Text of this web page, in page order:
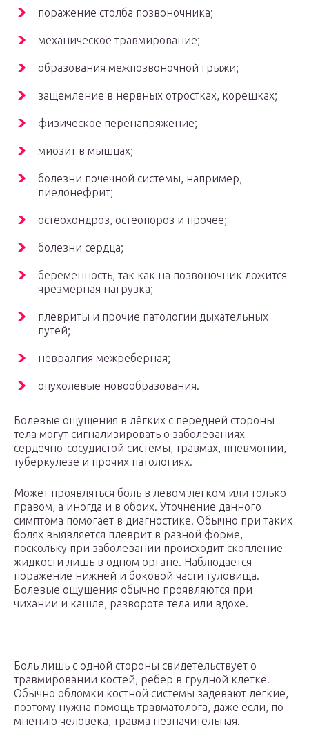
поражение столба позвоночника;
механическое травмирование;
образования межпозвоночной грыжи;
защемление в нервных отростках, корешках;
физическое перенапряжение;
миозит в мышцах;
болезни почечной системы, например,
пиелонефрит;
остеохондроз, остеопороз и прочее;
болезни сердца;
беременность, так как на позвоночник ложится
чрезмерная нагрузка;
плевриты и прочие патологии дыхательных
путей;
невралгия межреберная;
опухолевые новообразования.
Болевые ощущения в лёгких с передней стороны
тела могут сигнализировать о заболеваниях
сердечно-сосудистой системы, травмах, пневмонии,
туберкулезе и прочих патологиях.
Может проявляться боль в левом легком или только
правом, а иногда и в обоих. Уточнение данного
симптома помогает в диагностике. Обычно при таких
болях выявляется плеврит в разной форме,
поскольку при заболевании происходит скопление
жидкости лишь в одном органе. Наблюдается
поражение нижней и боковой части туловища.
Болевые ощущения обычно проявляются при
чихании и кашле, развороте тела или вдохе.
Боль лишь с одной стороны свидетельствует о
травмировании костей, ребер в грудной клетке.
Обычно обломки костной системы задевают легкие,
поэтому нужна помощь травматолога, даже если, по
мнению человека, травма незначительная.